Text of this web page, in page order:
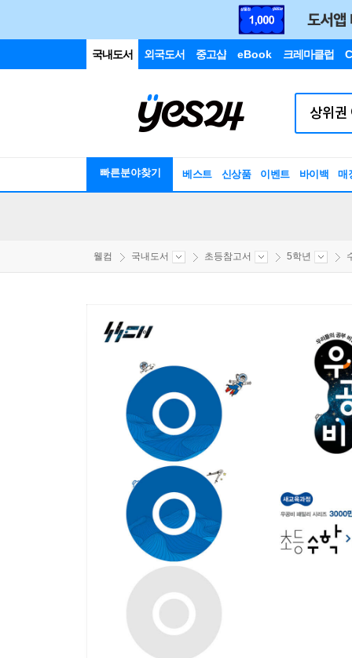
국내도서 외국도서 중고샵 eBook 크레마클럽
빠른분야찾기 베스트 신상품 이벤트 바이백 매
웰컴 국내도서 초등참고서 5학년